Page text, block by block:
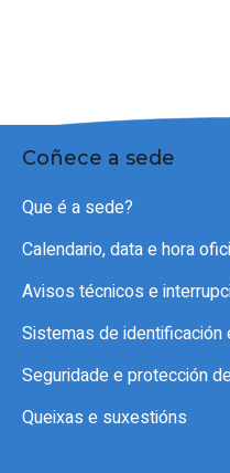
Coñece a sede
Que é a sede?
Calendario, data e hora
Avisos técnicos e
Sistemas de identificación
Seguridade e protección
Queixas e suxestións